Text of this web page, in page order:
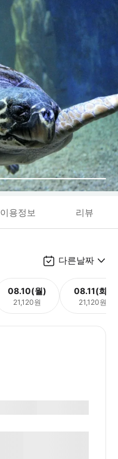
이용정보 리뷰
다른날짜
08.10(월)
21,120원
08.11(화)
21,120원